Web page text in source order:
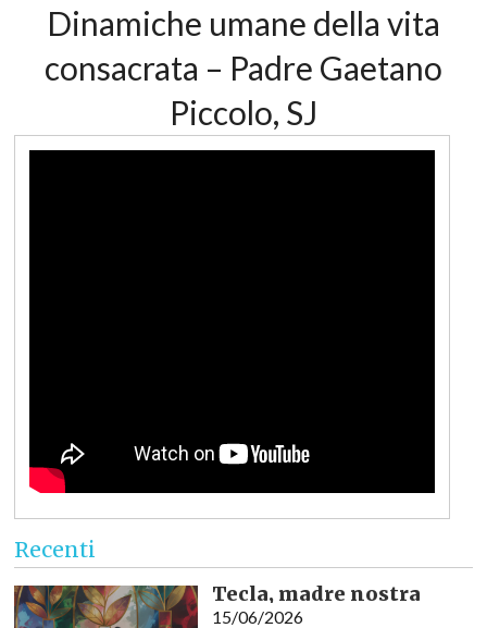
Notícias
Recursos
Dinamiche umane della vita
consacrata – Padre Gaetano
Piccolo, SJ
Recenti
Tecla, madre nostra
15/06/2026